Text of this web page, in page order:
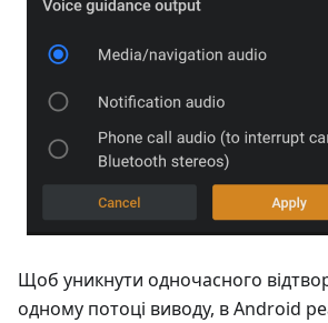
Щоб уникнути одночасного
одному потоці виводу, в Android